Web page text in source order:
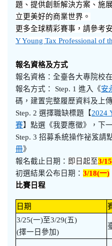
題、提供創新解決方案、施
立更美好的商業世界。
更多全球精彩賽事，請參考
Y Young Tax Professional of
報名資格及方式
報名資格：全臺各大專院校
報名方式：
Step. 1 進入《安
碼，建置完整履歷資料及上
Step. 2 選擇職缺標題【2024
賽】點選《我要應徵》，下
Step. 3 招募系統操作祕笈請
冊》
報名截止日期： 即日起至3/
初選結果公布日期： 3/18(一)
比賽日程
日期
3/25(一)至3/29(五)
(擇一日參加)